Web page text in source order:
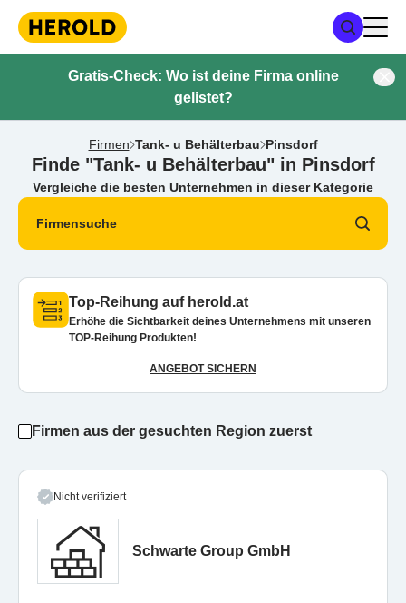
Gratis-Check: Wo ist deine Firma online
gelistet?
Firmen Tank- u Behälterbau Pinsdorf
Finde "Tank- u Behälterbau" in Pinsdorf
Vergleiche die besten Unternehmen in dieser Kategorie
Firmensuche
Top-Reihung auf herold.at
Erhöhe die Sichtbarkeit deines Unternehmens mit unseren
TOP-Reihung Produkten!
ANGEBOT SICHERN
Firmen aus der gesuchten Region zuerst
Nicht verifiziert
Schwarte Group GmbH